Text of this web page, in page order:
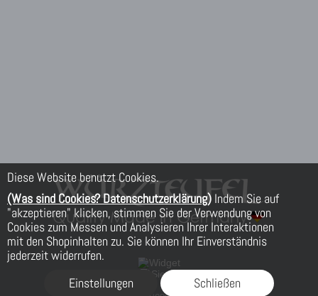
Diese Website benutzt Cookies.
(Was sind Cookies? Datenschutzerklärung) Indem Sie auf
"akzeptieren" klicken, stimmen Sie der Verwendung von
Cookies zum Messen und Analysieren Ihrer Interaktionen
mit den Shopinhalten zu. Sie können Ihr Einverständnis
jederzeit widerrufen.
Einstellungen
Schließen